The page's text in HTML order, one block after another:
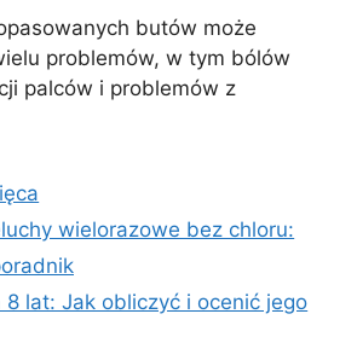
butów może
problemów, w tym bólów
palców i problemów z
wielorazowe bez chloru:
8 lat: Jak obliczyć i ocenić jego